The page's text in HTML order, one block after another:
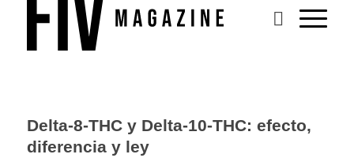
Delta-8-THC y Delta-10-THC: efecto,
diferencia y ley